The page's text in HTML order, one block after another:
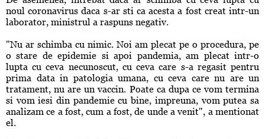
noul coronavirus daca s-ar sti ca acesta a fost creat intr-un
laborator, ministrul a raspuns negativ.
"Nu ar schimba cu nimic. Noi am plecat pe o procedura, pe
o stare de epidemie si apoi pandemia, am plecat intr-o
lupta cu ceva necunoscut, cu ceva care s-a regasit pentru
prima data in patologia umana, cu ceva care nu are un
tratament, nu are un vaccin. Poate ca dupa ce vom termina
si vom iesi din pandemie cu bine, impreuna, vom putea sa
analizam ce a fost, cum a fost, de unde a venit", a mentionat
el.